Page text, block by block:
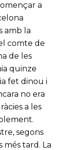
a
amb la
comte de
de les
quinze
fet dinou i
no era
a les
segons
més tard. La